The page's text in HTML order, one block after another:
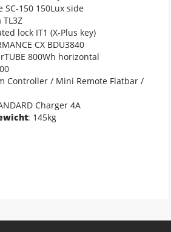
SC-150 150Lux side
TL3Z
lock IT1 (X-Plus key)
CX BDU3840
800Wh horizontal
Controller / Mini Remote Flatbar /
Charger 4A
: 145kg